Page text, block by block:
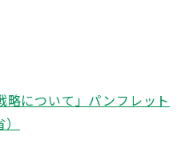
略について」パンフレット